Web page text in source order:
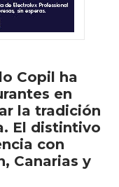
Copil ha
en
la tradición
El distintivo
con
Canarias y